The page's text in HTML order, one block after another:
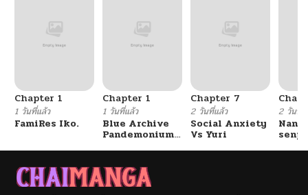
Chapter 1
1 วันที่แล้ว
FamiRes Iko.
Chapter 1
1 วันที่แล้ว
Blue Archive
Pandemonium
Chapter 7
2 วันที่แล้ว
Social Anxiety
Vs Yuri
2 วันที่แ